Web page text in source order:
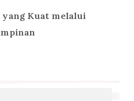
yang Kuat melalui